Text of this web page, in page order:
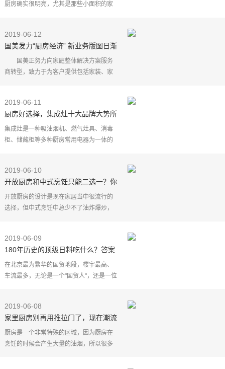
厨房确实很明亮，尤其是那些小面积的家
惯会导致我们油烟
2019-06-12
国美发力“厨房经济” 新业务版图日渐
清晰
国美正努力向家庭整体解决方案服务
商转型，致力于为客户提供包括家装、家
售差价，今天我
2019-06-11
厨房好选择，集成灶十大品牌大势所
趋
集成灶是一种吸油烟机、燃气灶具、消毒
柜、储藏柜等多种厨房常用电器为一体的
发展的最大推动
2019-06-10
开放厨房和中式烹饪只能二选一？你
需要一款集成灶产品
开放厨房的设计是现在家居当中很流行的
选择，但中式烹饪中总少不了油炸爆炒，
油烟率达到95%以上
2019-06-09
180年历史的顶级日料吃什么？答案
就在国贸大酒店滩万｜ 主厨的厨房
NO.2
在北京最为繁华的国贸地段，楼宇最高、
车流最多，无论是一个"国贸人"，还是一位
如果我们的生活也有背
2019-06-08
家里厨房别再用推拉门了，现在潮流
是这装修，实用而且不藏灰尘
厨房是一个非常特殊的区域，因为厨房在
烹饪的时候会产生大量的油烟，所以很多